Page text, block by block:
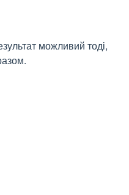
можливий тоді,